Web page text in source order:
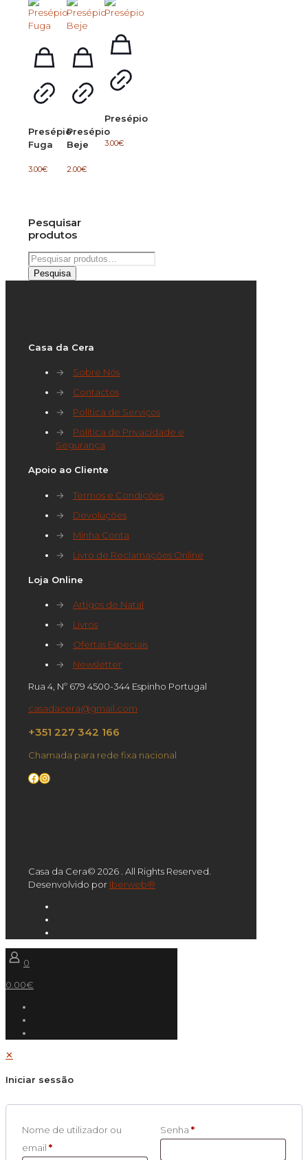
Presépio
Fuga
3.00€
Presépio
Beje
2.00€
Presépio
3.00€
Pesquisar
produtos
Pesquisar
por:
Pesquisa
Casa da Cera
→
Sobre Nós
→
Contactos
→
Política de Serviços
→
Política de Privacidade e
Segurança
Apoio ao Cliente
→
Termos e Condições
→
Devoluções
→
Minha Conta
→
Livro de Reclamações Online
Loja Online
→
Artigos de Natal
→
Livros
→
Ofertas Especiais
→
Newsletter
Rua 4, Nº 679 4500-344 Espinho Portugal
casadacera@gmail.com
+351 227 342 166
Chamada para rede fixa nacional
Facebook
Instagram
Casa da Cera© 2026 . All Rights Reserved.
Desenvolvido por Iberweb®
0
0.00€
✕
Iniciar sessão
Nome de utilizador ou
email *
Senha *